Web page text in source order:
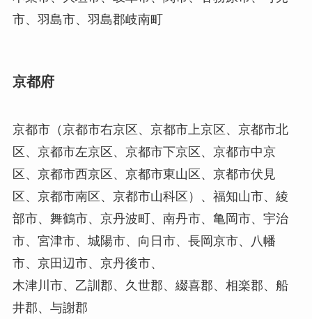
市、羽島市、羽島郡岐南町
京都府
京都市（京都市右京区、京都市上京区、京都市北
区、京都市左京区、京都市下京区、京都市中京
区、京都市西京区、京都市東山区、京都市伏見
区、京都市南区、京都市山科区）、福知山市、綾
部市、舞鶴市、京丹波町、南丹市、亀岡市、宇治
市、宮津市、城陽市、向日市、長岡京市、八幡
市、京田辺市、京丹後市、
木津川市、乙訓郡、久世郡、綴喜郡、相楽郡、船
井郡、与謝郡